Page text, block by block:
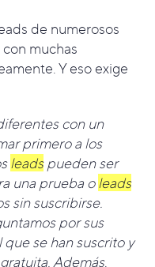
de numerosos
muchas
Y eso exige
con un
primero a los
leadspueden ser
una prueba o leads
sin suscribirse.
por sus
se han suscrito y
Además,